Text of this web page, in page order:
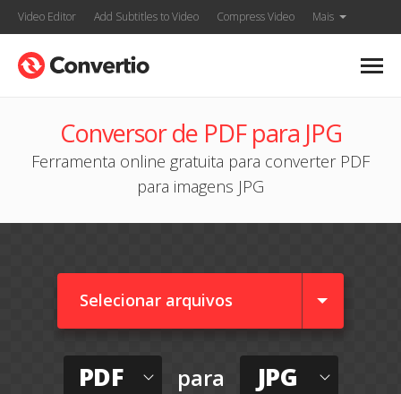
Video Editor Add Subtitles to Video Compress Video Mais
Conversor de PDF para JPG
Ferramenta online gratuita para converter PDF
para imagens JPG
Selecionar arquivos
PDF para JPG